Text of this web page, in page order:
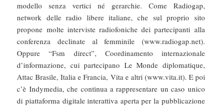
modello senza vertici né gerarchie. Come Radiogap,
network delle radio libere italiane, che sul proprio sito
propone molte interviste radiofoniche dei partecipanti alla
conferenza declinate al femminile (www.radiogap.net).
Oppure “Fsm direct”, Coordinamento internazionale
d’informazione, cui partecipano Le Monde diplomatique,
Attac Brasile, Italia e Francia, Vita e altri (www.vita.it). E poi
c’è Indymedia, che continua a rappresentare un caso unico
di piattaforma digitale interattiva aperta per la pubblicazione